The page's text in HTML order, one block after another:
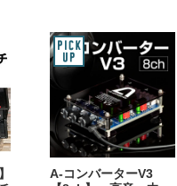
A-コンバーターV3